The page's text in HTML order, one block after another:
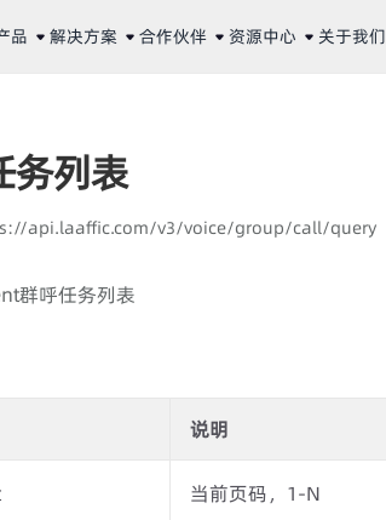
品 解决方案 合作伙伴 资源中心 关于我们
务列表
api.laaffic.com/v3/voice/group/call/query
群呼任务列表
说明
当前页码，1-N